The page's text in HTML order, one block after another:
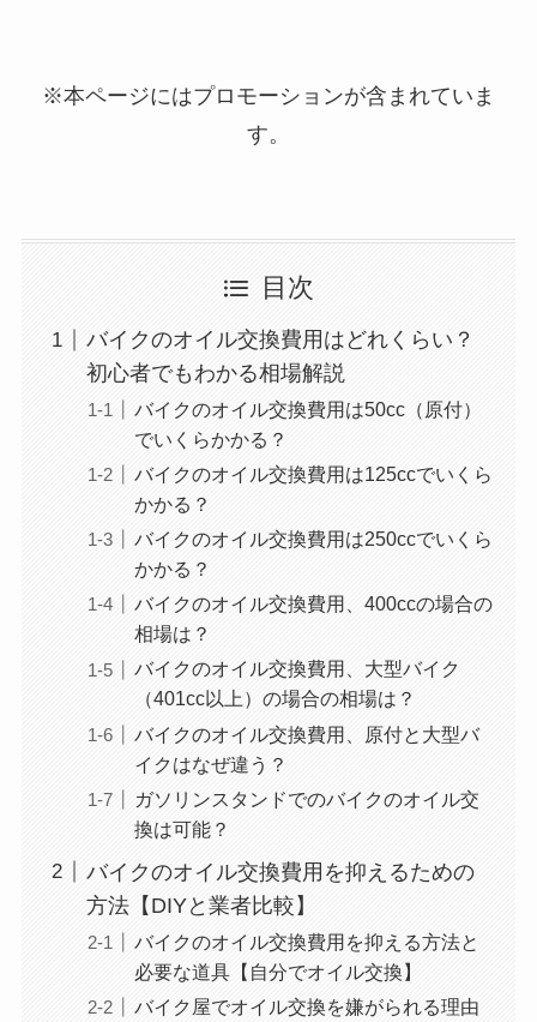
※本ページにはプロモーションが含まれていま
す。
目次
バイクのオイル交換費用はどれくらい？
初心者でもわかる相場解説
バイクのオイル交換費用は50cc（原付）
でいくらかかる？
バイクのオイル交換費用は125ccでいくら
かかる？
バイクのオイル交換費用は250ccでいくら
かかる？
バイクのオイル交換費用、400ccの場合の
相場は？
バイクのオイル交換費用、大型バイク
（401cc以上）の場合の相場は？
バイクのオイル交換費用、原付と大型バ
イクはなぜ違う？
ガソリンスタンドでのバイクのオイル交
換は可能？
バイクのオイル交換費用を抑えるための
方法【DIYと業者比較】
バイクのオイル交換費用を抑える方法と
必要な道具【自分でオイル交換】
バイク屋でオイル交換を嫌がられる理由